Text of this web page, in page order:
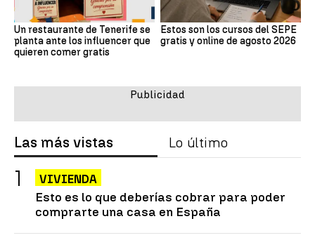
Un restaurante de Tenerife se
planta ante los influencer que
quieren comer gratis
Estos son los cursos del SEPE
gratis y online de agosto 2026
Las más vistas Lo último
VIVIENDA
Esto es lo que deberías cobrar para poder
comprarte una casa en España